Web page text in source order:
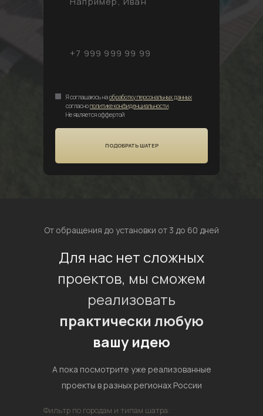
Я соглашаюсь наобработку персональных данных
согласнополитике конфиденциальности.
Не является оффертой
ПОДОБРАТЬ ШАТЕР
От обращения до установки от 3 до 60 дней
Для нас нет сложных
проектов, мы сможем
реализовать
практически любую
вашу идею
А пока посмотрите уже реализованные
проекты в разных регионах России
Фильтр по городам и типам шатра: